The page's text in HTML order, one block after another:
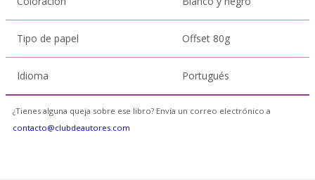
Tipo de papel Offset 80g
Idioma Portugués
¿Tienes alguna queja sobre ese libro? Envía un correo electrónico a
contacto@clubdeautores.com